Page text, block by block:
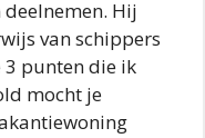
Hij
van schippers
punten die ik
mocht je